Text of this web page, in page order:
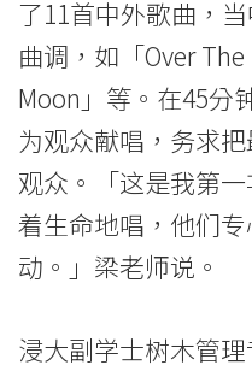
息
国
际
学
了11首中外歌曲，
曲调，如「Over
Moon」等。在45分
为观众献唱，务求
观众。「这是我第
着生命地唱，他们
动。」梁老师说。
浸大副学士树木管